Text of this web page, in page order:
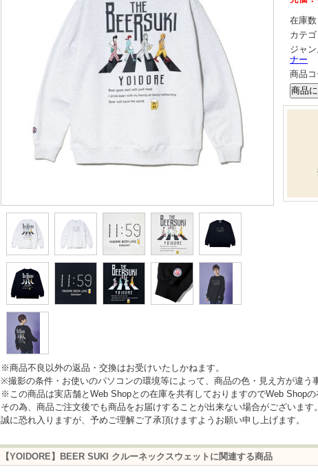
在庫数
カテゴ
ジャン
ナー
商品コ
※商品不良以外の返品・交換はお受けいたしかねます。
※撮影の条件・お使いのパソコンの環境等によって、商品の色・見え方が違う
※この商品は実店舗とWeb Shopとの在庫を共有しておりますのでWeb Shopの
その為、商品ご注文後でも商品をお届けすることが出来ない場合がございます。
誠に恐れ入りますが、予めご理解ご了承頂けますようお願い申し上げます。
【YOIDORE】BEER SUKI クルーネックスウェットに関連する商品